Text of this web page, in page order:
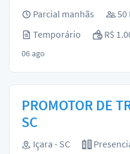
Parcial manhãs
50
Temporário
R$
06 ago
PROMOTOR DE
SC
Içara - SC